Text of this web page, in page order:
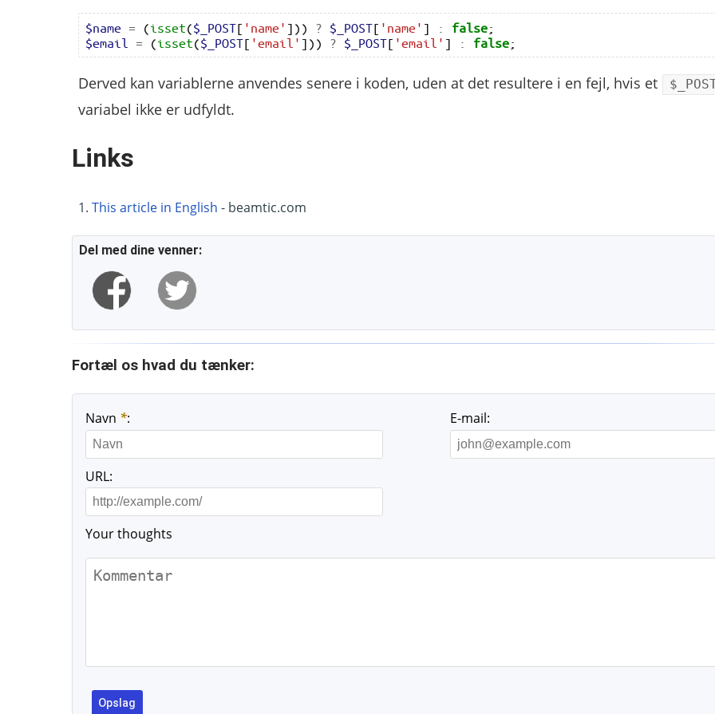
$name = (isset($_POST[ 'name' ])) ? $_POST[ 'name' ] : false;
$email
= (isset($_POST[ 'email' ])) ? $_POST[ 'email' ] : false;
Derved kan variablerne anvendes senere i koden, uden at det resultere i en fejl, hvis et
variabel ikke er udfyldt.
Links
This article in English - beamtic.com
Del med dine venner:
Fortæl os hvad du tænker:
Navn *: E-mail:
URL:
Your thoughts